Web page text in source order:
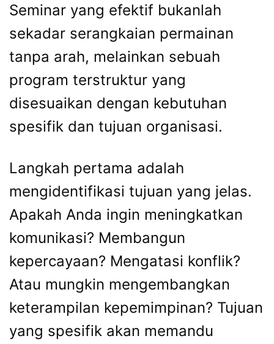
Seminar yang efektif bukanlah
sekadar serangkaian permainan
tanpa arah, melainkan sebuah
program terstruktur yang
disesuaikan dengan kebutuhan
spesifik dan tujuan organisasi.
Langkah pertama adalah
mengidentifikasi tujuan yang jelas.
Apakah Anda ingin meningkatkan
komunikasi? Membangun
kepercayaan? Mengatasi konflik?
Atau mungkin mengembangkan
keterampilan kepemimpinan? Tujuan
yang spesifik akan memandu